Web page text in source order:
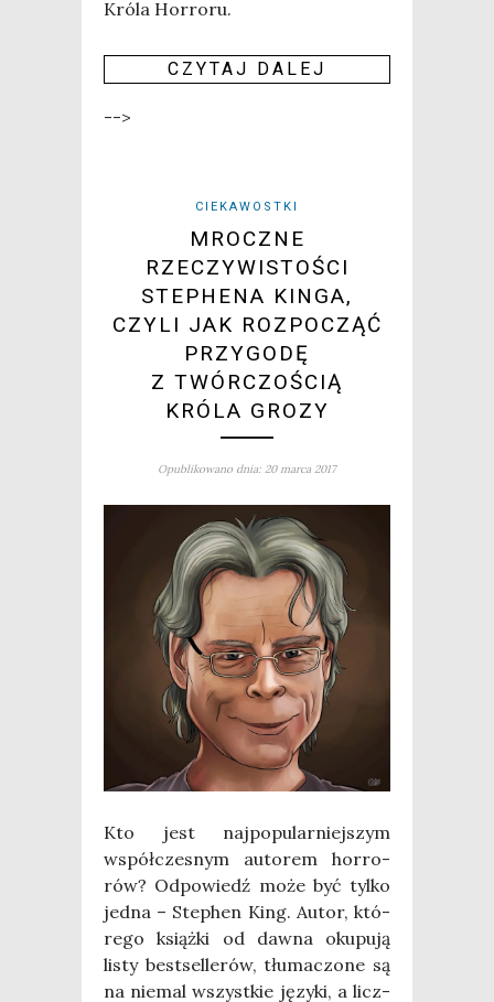
Kró­la Hor­ro­ru.
CZY­TAJ DALEJ
-->
CIEKAWOSTKI
MROCZNE
RZECZYWISTOŚCI
STEPHENA KINGA,
CZYLI JAK ROZPOCZĄĆ
PRZYGODĘ
Z TWÓRCZOŚCIĄ
KRÓLA GROZY
Opublikowano dnia: 20 marca 2017
Kto jest naj­po­pu­lar­niej­szym
współ­cze­snym auto­rem hor­ro­
rów? Odpo­wiedź może być tyl­ko
jed­na – Ste­phen King. Autor, któ­
re­go książ­ki od daw­na oku­pu­ją
listy best­sel­le­rów, tłu­ma­czo­ne są
na nie­mal wszyst­kie języ­ki, a licz­